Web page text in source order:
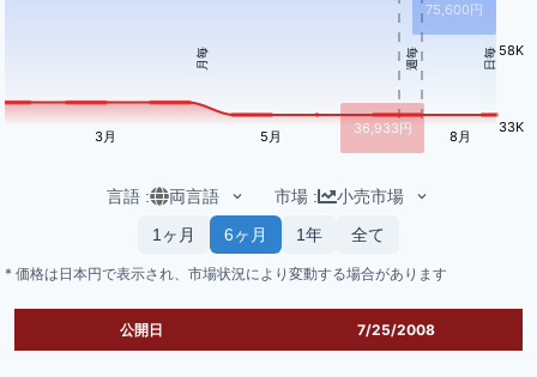
月毎 週毎 日毎
33K
58K
3月 5月 8月
75,600円
36,933円
言語 : 両言語 市場 :
小売市場
1ヶ月
6ヶ月 1年 全て
* 価格は日本円で表示され、市場状況により変動する場合があります
公開日 7/25/2008